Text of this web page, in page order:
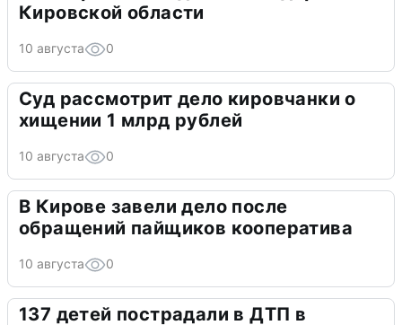
Кировской области
10 августа 0
Суд рассмотрит дело кировчанки о
хищении 1 млрд рублей
10 августа 0
В Кирове завели дело после
обращений пайщиков кооператива
10 августа 0
137 детей пострадали в ДТП в